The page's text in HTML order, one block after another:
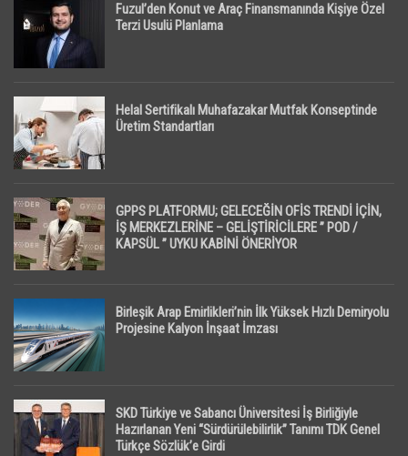
Fuzul’den Konut ve Araç Finansmanında Kişiye Özel
Terzi Usulü Planlama
Helal Sertifikalı Muhafazakar Mutfak Konseptinde
Üretim Standartları
GPPS PLATFORMU; GELECEĞİN OFİS TRENDİ İÇİN,
İŞ MERKEZLERİNE – GELİŞTİRİCİLERE ” POD /
KAPSÜL ” UYKU KABİNİ ÖNERİYOR
Birleşik Arap Emirlikleri’nin İlk Yüksek Hızlı Demiryolu
Projesine Kalyon İnşaat İmzası
SKD Türkiye ve Sabancı Üniversitesi İş Birliğiyle
Hazırlanan Yeni “Sürdürülebilirlik” Tanımı TDK Genel
Türkçe Sözlük’e Girdi